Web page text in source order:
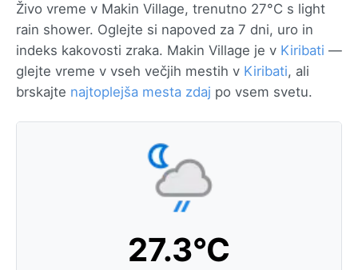
Živo vreme v Makin Village, trenutno 27°C s light
rain shower. Oglejte si napoved za 7 dni, uro in
indeks kakovosti zraka. Makin Village je v Kiribati —
glejte vreme v vseh večjih mestih v Kiribati, ali
brskajte najtoplejša mesta zdaj po vsem svetu.
27.3°C